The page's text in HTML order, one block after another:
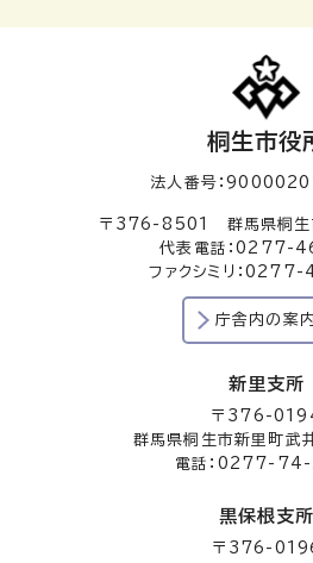
桐生市役
法人番号：
〒376-8501 群馬県桐生
代表電話：0277-
ファクシミリ：
庁舎内の案
新里支所
〒376-
群馬県桐生市新里町武
電話：0277-74-
黒保根支所
〒376-